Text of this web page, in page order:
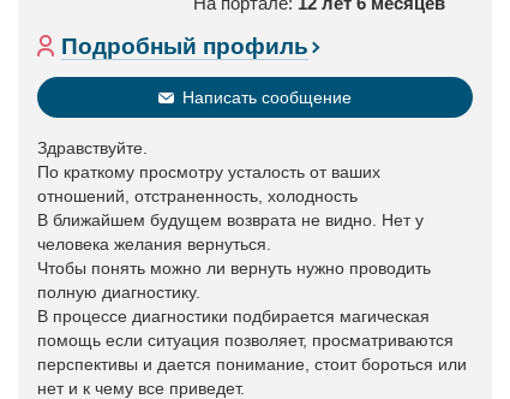
Подробный профиль
Написать сообщение
Здравствуйте.
По краткому просмотру усталость от ваших
отношений, отстраненность, холодность
В ближайшем будущем возврата не видно. Нет у
человека желания вернуться.
Чтобы понять можно ли вернуть нужно проводить
полную диагностику.
В процессе диагностики подбирается магическая
помощь если ситуация позволяет, просматриваются
перспективы и дается понимание, стоит бороться или
нет и к чему все приведет.